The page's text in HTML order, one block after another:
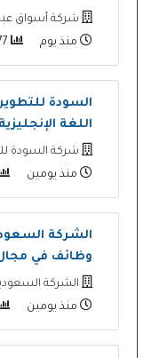
شركة أسواق
منذ يوم
السودة
اللغة
شركة السودة
منذ يومين
الشركة
وظائف في مجال
الشركة
منذ يومين